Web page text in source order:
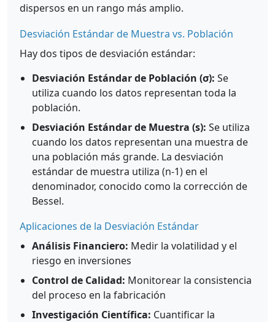
dispersos en un rango más amplio.
Desviación Estándar de Muestra vs. Población
Hay dos tipos de desviación estándar:
Desviación Estándar de Población (σ): Se
utiliza cuando los datos representan toda la
población.
Desviación Estándar de Muestra (s): Se utiliza
cuando los datos representan una muestra de
una población más grande. La desviación
estándar de muestra utiliza (n-1) en el
denominador, conocido como la corrección de
Bessel.
Aplicaciones de la Desviación Estándar
Análisis Financiero: Medir la volatilidad y el
riesgo en inversiones
Control de Calidad: Monitorear la consistencia
del proceso en la fabricación
Investigación Científica: Cuantificar la